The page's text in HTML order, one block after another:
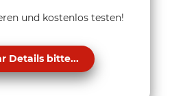
und kostenlos testen!
Details bitte...